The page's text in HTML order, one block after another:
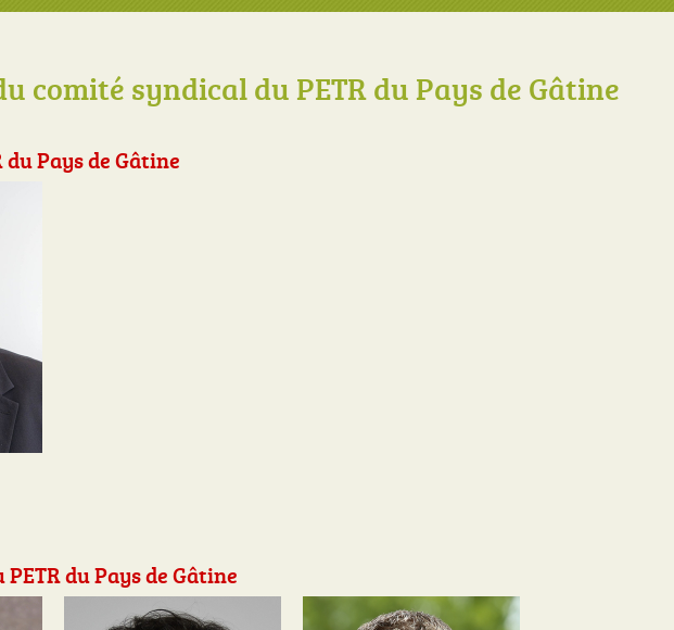
comité syndical du PETR du Pays de Gâtine
Pays de Gâtine
du Pays de Gâtine